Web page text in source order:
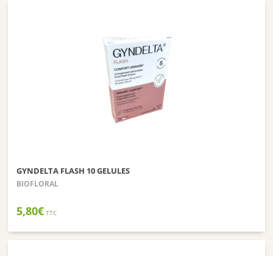
GYNDELTA FLASH 10 GELULES
BIOFLORAL
5,80€ TTC